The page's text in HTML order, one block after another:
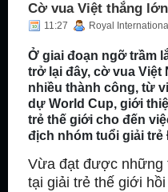
Cờ vua Việt thắng
11:27 Royal
Ở giai đoạn ngỡ trầm
trở lại đây, cờ vua Việt
nhiều thành công, từ
dự World Cup, giới
trẻ thế giới cho đến
địch nhóm tuổi giải trẻ
Vừa đạt được những
tại giải trẻ thế giới